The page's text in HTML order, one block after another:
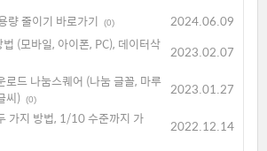
량 줄이기 바로가기
(0)
2024.06.09
(모바일, 아이폰, PC), 데이터삭 2023.02.07
로드 나눔스퀘어 (나눔 글꼴, 마루
씨)
(0)
2023.01.27
가지 방법, 1/10 수준까지 가
2022.12.14